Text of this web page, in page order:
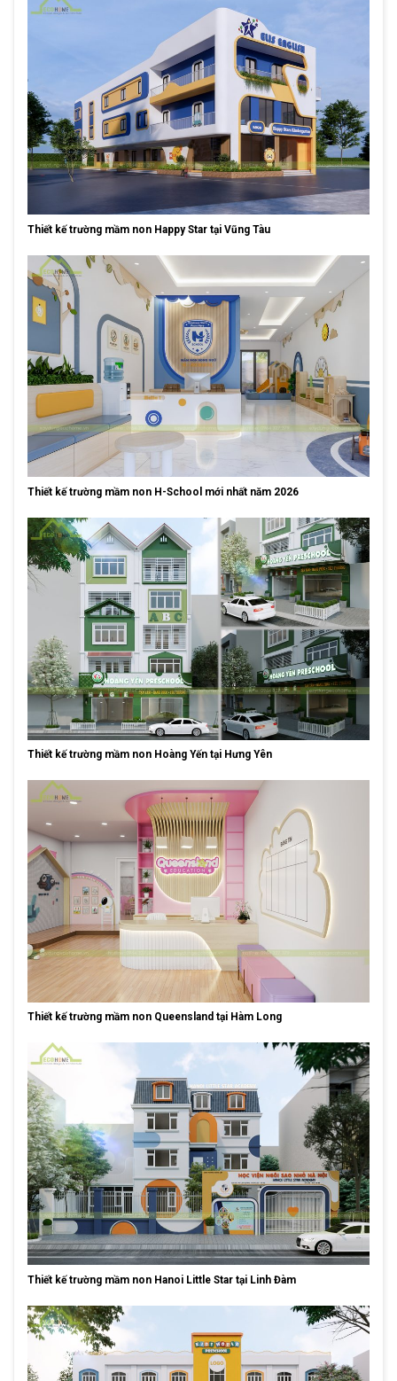
Thiết kế trường mầm non Happy Star tại Vũng Tàu
Thiết kế trường mầm non H-School mới nhất năm 2026
Thiết kế trường mầm non Hoàng Yến tại Hưng Yên
Thiết kế trường mầm non Queensland tại Hàm Long
Thiết kế trường mầm non Hanoi Little Star tại Linh Đàm